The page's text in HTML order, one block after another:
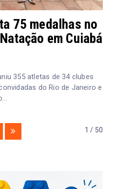
75 medalhas no
em Cuiabá
355 atletas de 34 clubes
do Rio de Janeiro e
1 / 50